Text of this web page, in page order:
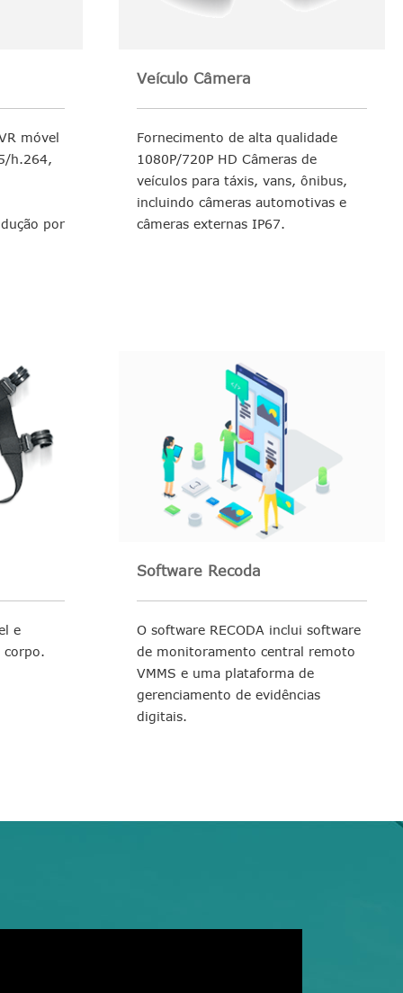
móvel
h.264,
por
Veículo Câmera
Fornecimento de alta qualidade
1080P/720P HD Câmeras de
veículos para táxis, vans, ônibus,
incluindo câmeras automotivas e
câmeras externas IP67.
e
corpo.
Software Recoda
O software RECODA inclui software
de monitoramento central remoto
VMMS e uma plataforma de
gerenciamento de evidências
digitais.